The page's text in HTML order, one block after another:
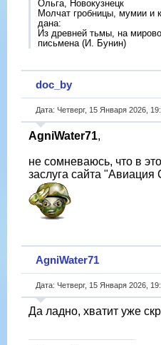
Ольга, Новокузнецк
Молчат гробницы, мумии и
дана:
Из древней тьмы, на
письмена (И. Бунин)
doc_by
Дата: Четверг, 15 Января 2026,
AgniWater71,
не сомневаюсь, что в
заслуга сайта "Авиация
AgniWater71
Дата: Четверг, 15 Января 2026,
Да ладно, хватит уже